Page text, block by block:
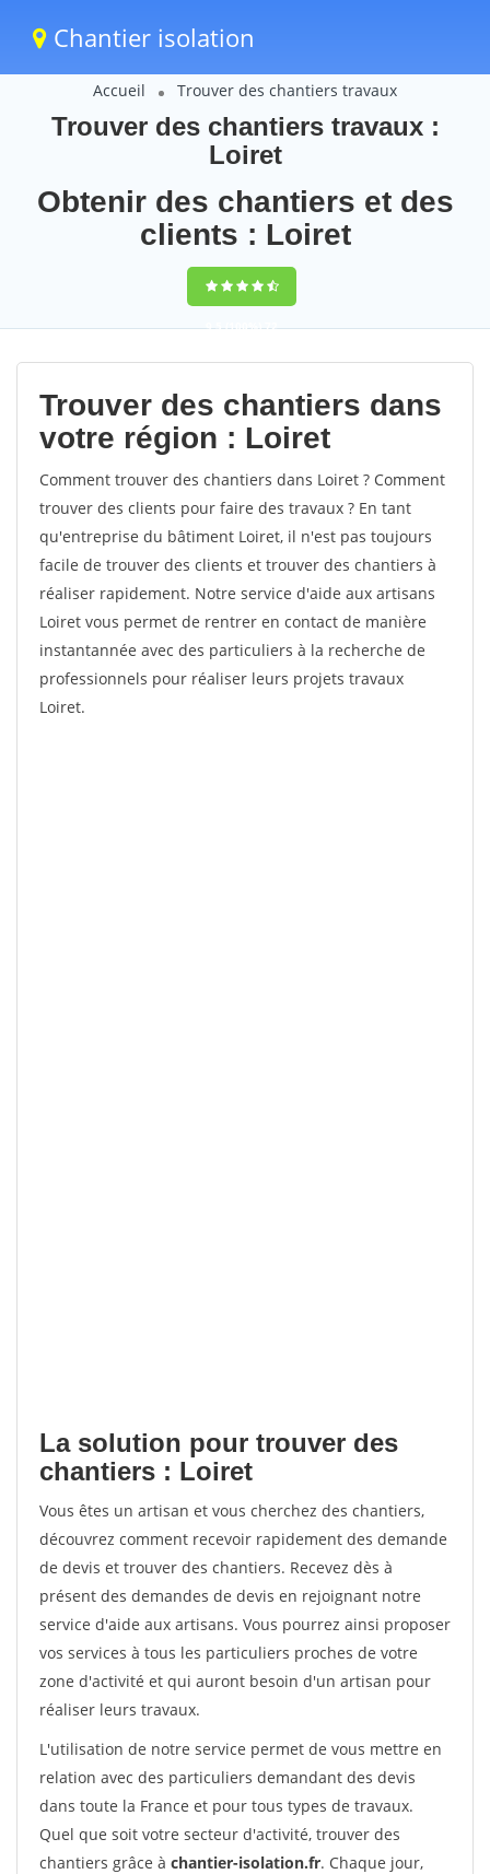
Chantier isolation
Accueil Trouver des chantiers travaux
Trouver des chantiers travaux :
Loiret
Obtenir des chantiers et des
clients : Loiret
9,5(100%)72
votes
Trouver des chantiers dans
votre région : Loiret
Comment trouver des chantiers dans Loiret ? Comment
trouver des clients pour faire des travaux ? En tant
qu'entreprise du bâtiment Loiret, il n'est pas toujours
facile de trouver des clients et trouver des chantiers à
réaliser rapidement. Notre service d'aide aux artisans
Loiret vous permet de rentrer en contact de manière
instantannée avec des particuliers à la recherche de
professionnels pour réaliser leurs projets travaux
Loiret.
La solution pour trouver des
chantiers : Loiret
Vous êtes un artisan et vous cherchez des chantiers,
découvrez comment recevoir rapidement des demande
de devis et trouver des chantiers. Recevez dès à
présent des demandes de devis en rejoignant notre
service d'aide aux artisans. Vous pourrez ainsi proposer
vos services à tous les particuliers proches de votre
zone d'activité et qui auront besoin d'un artisan pour
réaliser leurs travaux.
L'utilisation de notre service permet de vous mettre en
relation avec des particuliers demandant des devis
dans toute la France et pour tous types de travaux.
Quel que soit votre secteur d'activité, trouver des
chantiers grâce à chantier-isolation.fr. Chaque jour,